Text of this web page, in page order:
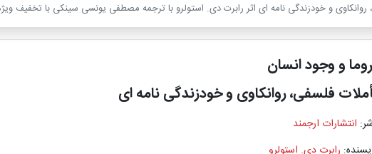
و خودزندگی نامه ای اثر رابرت دی. استولرو با ترجمه مصطفی یونسی سینکی با تخفیف
و وجود انسان
فلسفی، روانکاوی و خودزندگی نامه ای
انتشارات ارجمند
رابرت دی. استولرو